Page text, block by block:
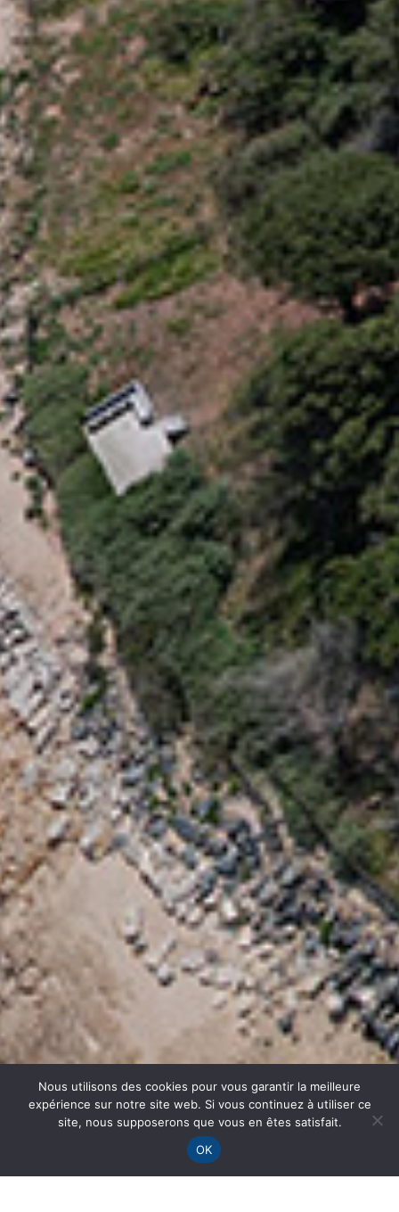
Nous utilisons des cookies pour vous garantir la meilleure
expérience sur notre site web. Si vous continuez à utiliser ce
site, nous supposerons que vous en êtes satisfait.
OK